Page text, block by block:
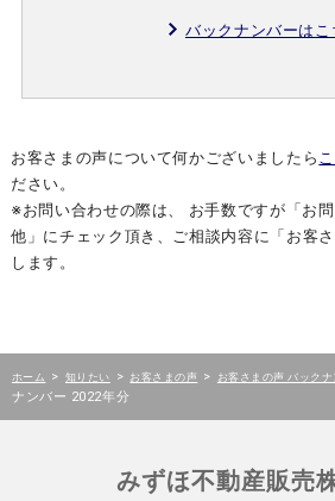
バックナンバーはこ
お客さまの声について何かございましたら
ださい。
※お問い合わせの際は、 お手数ですが「お
他」にチェック頂き、ご相談内容に「お客
します。
ホーム > 知りたい > お客さまの声 > お客さまの声 バックナ
ナンバー 2022年分
みずほ不動産販売